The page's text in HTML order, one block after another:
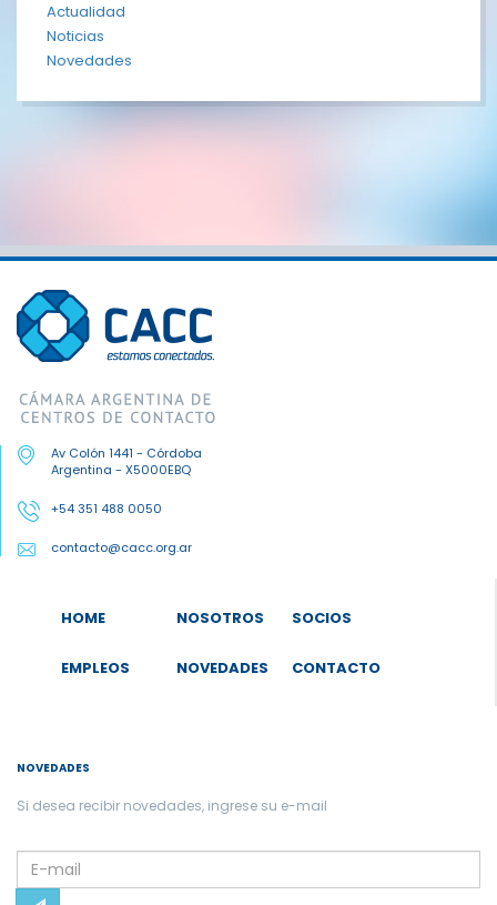
Actualidad
Noticias
Novedades
Av Colón 1441 - Córdoba
Argentina - X5000EBQ
+54 351 488 0050
contacto@cacc.org.ar
HOME NOSOTROS SOCIOS
EMPLEOS NOVEDADES CONTACTO
NOVEDADES
Si desea recibir novedades, ingrese su e-mail
Please
leave
this